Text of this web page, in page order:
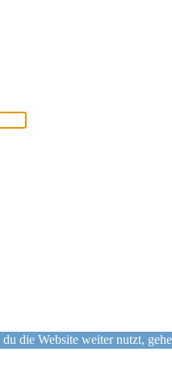
die Website weiter nutzt,